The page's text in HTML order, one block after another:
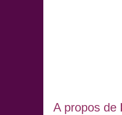
A propos de